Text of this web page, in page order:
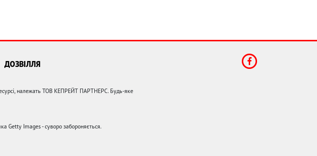
ДОЗВІЛЛЯ
належать ТОВ КЕПРЕЙТ ПАРТНЕРС. Будь-яке
Getty Images - суворо забороняється.